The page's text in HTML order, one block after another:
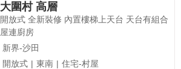
大圍村 高層
開放式 全新裝修 內置樓梯上天台 天台有組合
屋連廚房
新界-沙田
開放式 | 東南 | 住宅-村屋